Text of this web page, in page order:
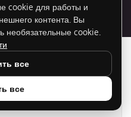
внешнего контента.
cookie
cookie для работы и
контента. Вы
необязательные cookie.
все
все